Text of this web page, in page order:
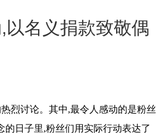
名义捐款致敬偶
烈讨论。其中,最令人感动的是粉丝
日子里,粉丝们用实际行动表达了